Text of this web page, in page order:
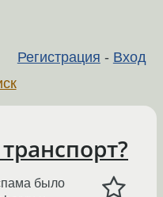
Регистрация - Вход
было